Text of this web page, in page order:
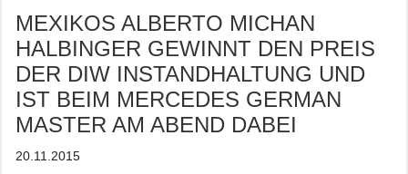
MEXIKOS ALBERTO MICHAN
HALBINGER GEWINNT DEN PREIS
DER DIW INSTANDHALTUNG UND
IST BEIM MERCEDES GERMAN
MASTER AM ABEND DABEI
20.11.2015